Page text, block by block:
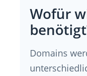
Wofür
Domains